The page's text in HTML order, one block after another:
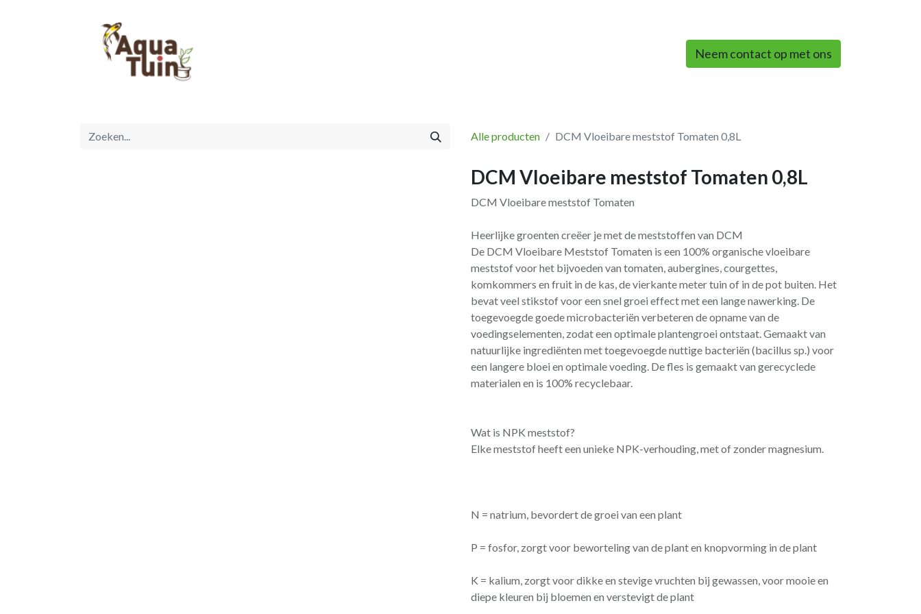
Neem contact op met ons
Alle producten DCM Vloeibare meststof Tomaten 0,8L
DCM Vloeibare meststof Tomaten 0,8L
DCM Vloeibare meststof Tomaten
Heerlijke groenten creëer je met de meststoffen van DCM
De DCM Vloeibare Meststof Tomaten is een 100% organische vloeibare
meststof voor het bijvoeden van tomaten, aubergines, courgettes,
komkommers en fruit in de kas, de vierkante meter tuin of in de pot buiten. Het
bevat veel stikstof voor een snel groei effect met een lange nawerking. De
toegevoegde goede microbacteriën verbeteren de opname van de
voedingselementen, zodat een optimale plantengroei ontstaat. Gemaakt van
natuurlijke ingrediënten met toegevoegde nuttige bacteriën (bacillus sp.) voor
een langere bloei en optimale voeding. De fles is gemaakt van gerecyclede
materialen en is 100% recyclebaar.
Wat is NPK meststof?
Elke meststof heeft een unieke NPK-verhouding, met of zonder magnesium.
N = natrium, bevordert de groei van een plant
P = fosfor, zorgt voor beworteling van de plant en knopvorming in de plant
K = kalium, zorgt voor dikke en stevige vruchten bij gewassen, voor mooie en
diepe kleuren bij bloemen en verstevigt de plant